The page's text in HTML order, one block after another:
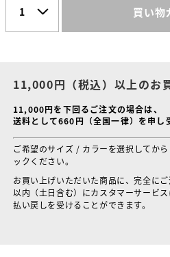
買い物
11,000円（税込）以上のお
11,000円を下回るご注文の場合は、
送料として660円（全国一律）を申し
ご希望のサイズ / カラーを選択してか
ックください。
お買い上げいただいた商品に、完全に
以内（土日含む）にカスタマーサービ
払い戻しを受けることができます。